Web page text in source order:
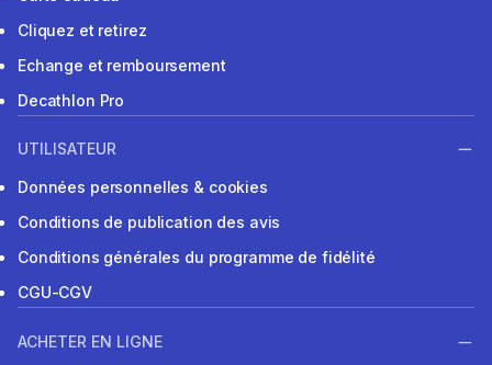
Cliquez et retirez
Echange et remboursement
Decathlon Pro
UTILISATEUR
Données personnelles & cookies
Conditions de publication des avis
Conditions générales du programme de fidélité
CGU-CGV
ACHETER EN LIGNE